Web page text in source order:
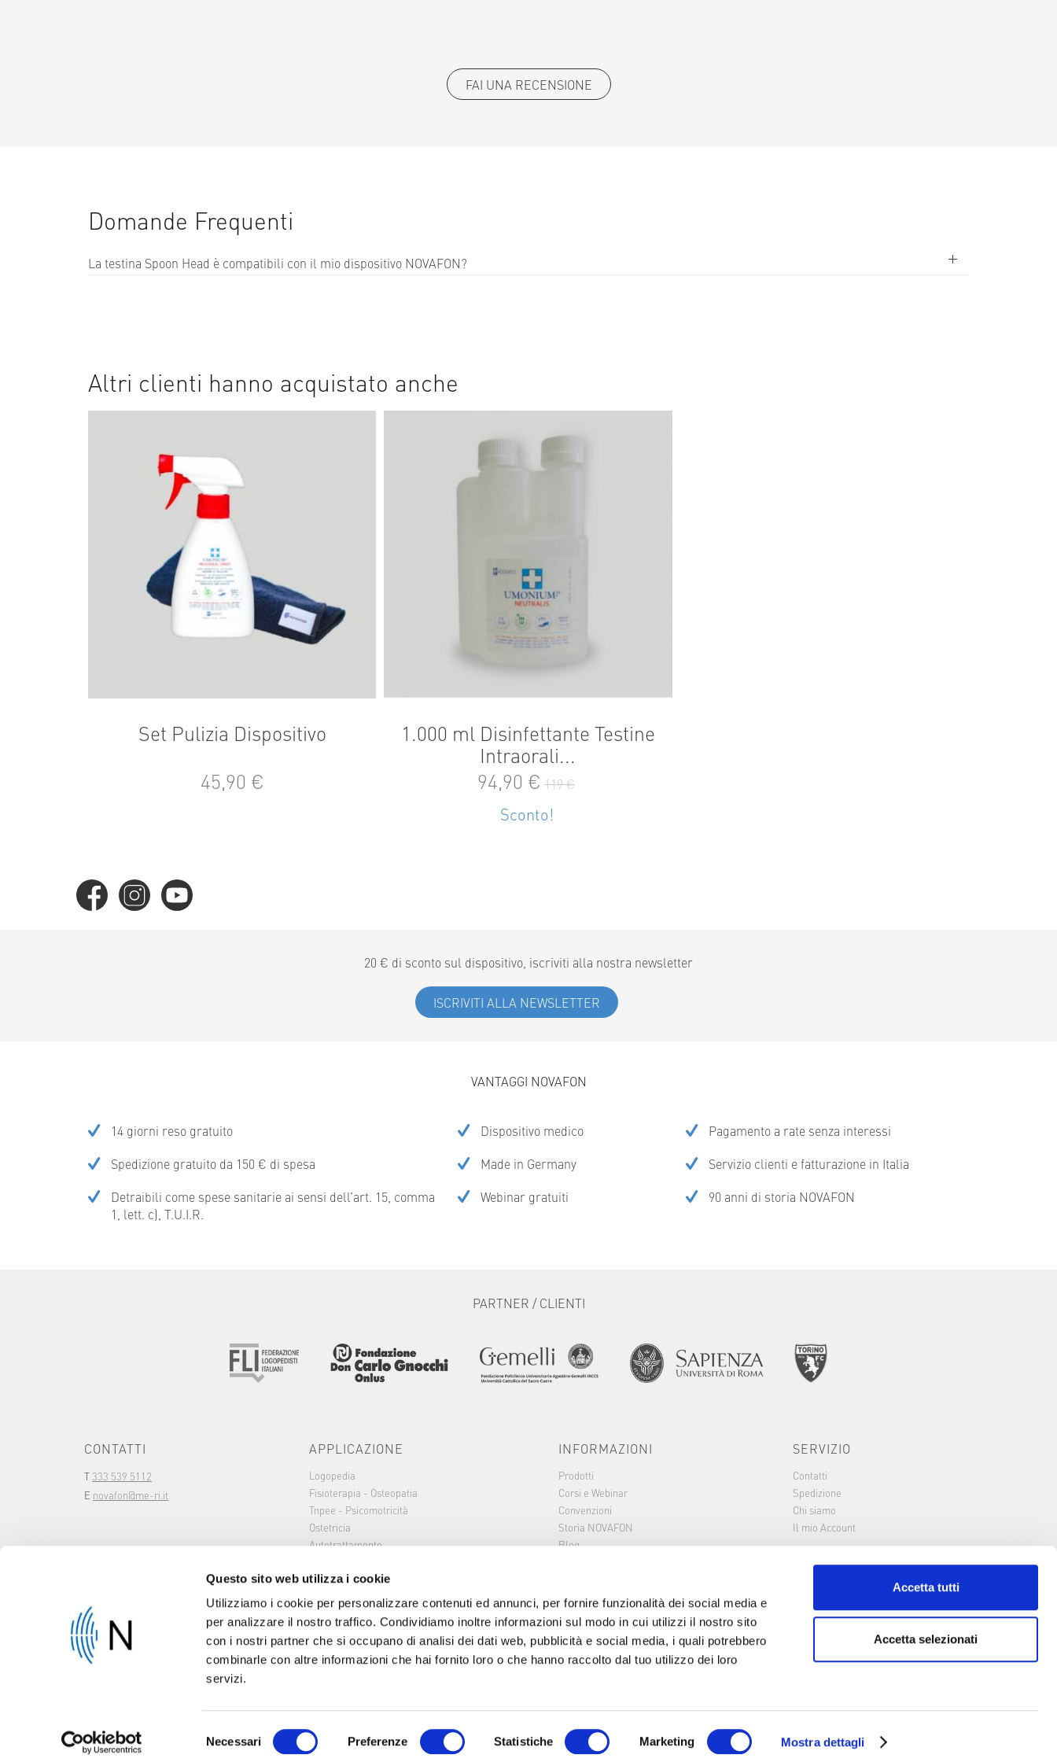
Questo sito web utilizza i cookie
Utilizziamo i cookie per personalizzare contenuti ed annunci, per fornire funzionalità dei social media e
per analizzare il nostro traffico. Condividiamo inoltre informazioni sul modo in cui utilizzi il nostro sito
con i nostri partner che si occupano di analisi dei dati web, pubblicità e social media, i quali potrebbero
combinarle con altre informazioni che hai fornito loro o che hanno raccolto dal tuo utilizzo dei loro
servizi.
del
Necessari Preferenze Statistiche Marketing Mostra dettagli
Accetta tutti
Accetta selezionati
FAI UNA RECENSIONE
Domande Frequenti
La testina Spoon Head è compatibili con il mio dispositivo NOVAFON?
Altri clienti hanno acquistato anche
Set Pulizia Dispositivo
45,90 €
Sconto!
1.000 ml Disinfettante Testine
Intraorali...
94,90 € 119 €
20 € di sconto sul dispositivo, iscriviti alla nostra newsletter
ISCRIVITI ALLA NEWSLETTER
VANTAGGI NOVAFON
14 giorni reso gratuito Dispositivo medico
Pagamento a rate senza interessi
Spedizione gratuito da 150 € di spesa
Made in Germany
Servizio clienti e fatturazione in Italia
Detraibili come spese sanitarie ai sensi dell’art. 15, comma
1, lett. c), T.U.I.R.
Webinar gratuiti 90 anni di storia NOVAFON
PARTNER / CLIENTI
CONTATTI
T333 539 5112
E novafon@me-ri.it
APPLICAZIONE
Logopedia
Fisioterapia - Osteopatia
Tnpee - Psicomotricità
Ostetricia
Autotrattamento
INFORMAZIONI
Prodotti
Corsi e Webinar
Convenzioni
Storia NOVAFON
Blog
SERVIZIO
Contatti
Spedizione
Chi siamo
Il mio Account
MODALITÀ DI PAGAMENTO
© 2026 Me-Ri Impostazioni dei cookie Note Legali Protezione dei Dati Condizioni di Vendita online Metodi di pagamento